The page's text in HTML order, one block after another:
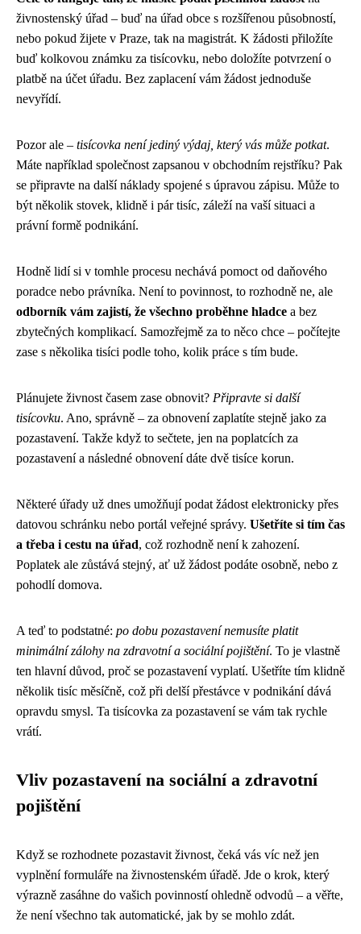
živnostenský úřad – buď na úřad obce s rozšířenou působností,
nebo pokud žijete v Praze, tak na magistrát. K žádosti přiložíte
buď kolkovou známku za tisícovku, nebo doložíte potvrzení o
platbě na účet úřadu. Bez zaplacení vám žádost jednoduše
nevyřídí.
Pozor ale – tisícovka není jediný výdaj, který vás může potkat.
Máte například společnost zapsanou v obchodním rejstříku? Pak
se připravte na další náklady spojené s úpravou zápisu. Může to
být několik stovek, klidně i pár tisíc, záleží na vaší situaci a
právní formě podnikání.
Hodně lidí si v tomhle procesu nechává pomoct od daňového
poradce nebo právníka. Není to povinnost, to rozhodně ne, ale
odborník vám zajistí, že všechno proběhne hladce a bez
zbytečných komplikací. Samozřejmě za to něco chce – počítejte
zase s několika tisíci podle toho, kolik práce s tím bude.
Plánujete živnost časem zase obnovit? Připravte si další
tisícovku. Ano, správně – za obnovení zaplatíte stejně jako za
pozastavení. Takže když to sečtete, jen na poplatcích za
pozastavení a následné obnovení dáte dvě tisíce korun.
Některé úřady už dnes umožňují podat žádost elektronicky přes
datovou schránku nebo portál veřejné správy. Ušetříte si tím čas
a třeba i cestu na úřad, což rozhodně není k zahození.
Poplatek ale zůstává stejný, ať už žádost podáte osobně, nebo z
pohodlí domova.
A teď to podstatné: po dobu pozastavení nemusíte platit
minimální zálohy na zdravotní a sociální pojištění. To je vlastně
ten hlavní důvod, proč se pozastavení vyplatí. Ušetříte tím klidně
několik tisíc měsíčně, což při delší přestávce v podnikání dává
opravdu smysl. Ta tisícovka za pozastavení se vám tak rychle
vrátí.
Vliv pozastavení na sociální a zdravotní
pojištění
Když se rozhodnete pozastavit živnost, čeká vás víc než jen
vyplnění formuláře na živnostenském úřadě. Jde o krok, který
výrazně zasáhne do vašich povinností ohledně odvodů – a věřte,
že není všechno tak automatické, jak by se mohlo zdát.